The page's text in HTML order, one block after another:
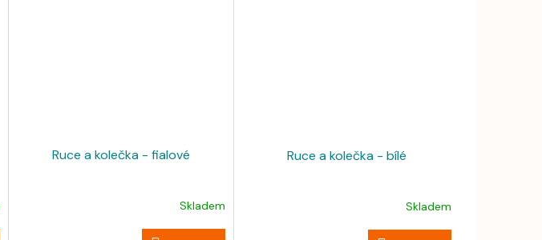
Ruce a kolečka - fialové
Skladem
Ruce a kolečka - bílé
Skladem